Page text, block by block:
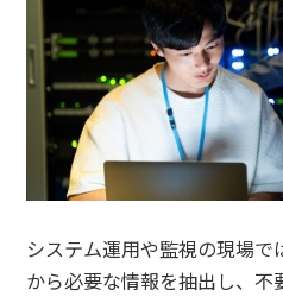
システム運用や監視の現場
から必要な情報を抽出し、不